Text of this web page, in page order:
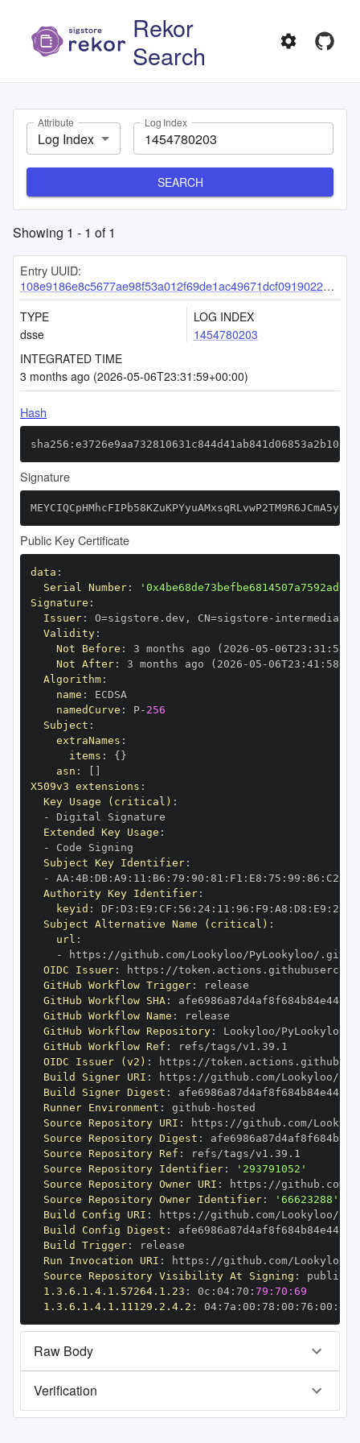
Rekor
Search
Attribute
Log Index
Log Index
SEARCH
Showing 1 - 1 of1
Entry UUID:
108e9186e8c5677ae98f53a012f69de1ac49671dcf0919022b8045538af6d51db8b99eb6a041f0cb
TYPE
dsse
LOG INDEX
1454780203
INTEGRATED TIME
3 months ago (2026-05-06T23:31:59+00:00)
Hash
Signature
Public Key Certificate
data :
Serial Number:
Signature :
Issuer: O=sigstore.dev , CN=sigstore -
Validity:
Not Before : 3 months ago (2026 -05 -06T23 : 31 :
Not After: 3 months ago (2026 -05 -06T23 : 41 : 58+00
Algorithm:
name :
namedCurve : P- 256
Subject :
extraNames :
items : { }
asn :
X509v3 extensions :
Key Usage (critical) :
-
Extended Key Usage :
-
Subject Key Identifier:
-
AA : 4B: DB: A9 : 11 : B6 : 79 : 90 : 81 : F1 : E8 : 75 : 99 : 86 : C2
Authority Key Identifier:
keyid : DF : D3 : E9 : CF : 56 : 24: 11 : 96 : F9 : A8 : D8 : E9 : 28
Subject Alternative Name (critical) :
url :
-
https :
OIDC Issuer: https :
GitHub Workflow Trigger:
GitHub Workflow SHA:
GitHub Workflow Name :
GitHub Workflow Repository:
GitHub Workflow Ref :
OIDC Issuer (v2) : https :
Build Signer URI : https :
Build Signer Digest :
Runner Environment : github -
Source Repository URI : https :
Source Repository Digest :
Source Repository Ref :
Source Repository Identifier:
'293791052'
Source Repository Owner URI : https :
Source Repository Owner Identifier:
'66623288'
Build Config URI : https :
Build Config Digest :
Build Trigger:
Run Invocation URI : https :
Source Repository Visibility At Signing :
1.3.6.1.4.1.57264.1.23 : 0c : 04: 70 : 79:70:69
1.3.6.1.4.1.11129.2.4.2 : 04: 7a : 00 : 78 : 00 : 76 : 00 : dd
Raw Body
Verification